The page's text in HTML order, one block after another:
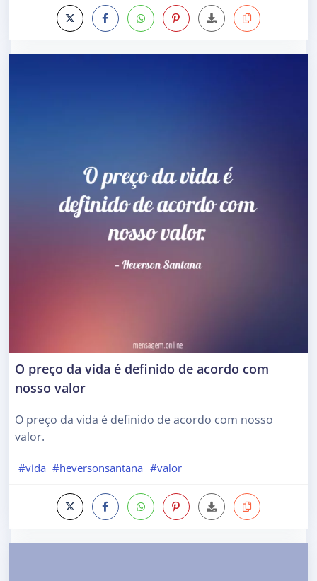
O preço da vida é definido de acordo com
nosso valor
O preço da vida é definido de acordo com nosso
valor.
#vida #heversonsantana #valor